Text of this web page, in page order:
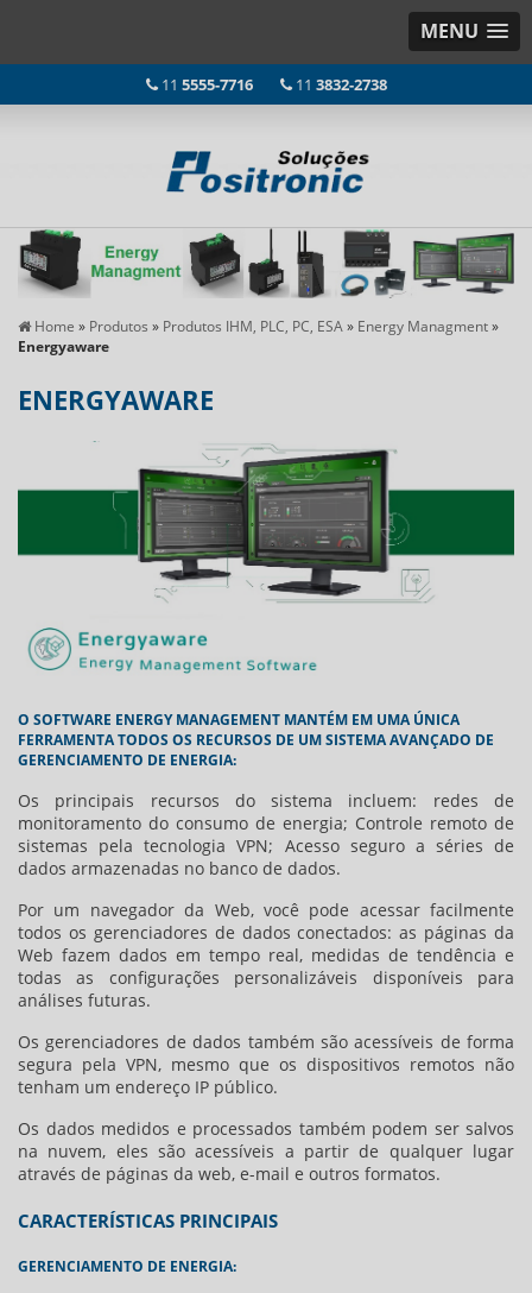
MENU
11 5555-7716 11 3832-2738
Home » Produtos » Produtos IHM, PLC, PC, ESA» Energy Managment»
Energyaware
ENERGYAWARE
O SOFTWARE ENERGY MANAGEMENT MANTÉM EM UMA ÚNICA
FERRAMENTA TODOS OS RECURSOS DE UM SISTEMA AVANÇADO DE
GERENCIAMENTO DE ENERGIA:
Os principais recursos do sistema incluem: redes de
monitoramento do consumo de energia; Controle remoto de
sistemas pela tecnologia VPN; Acesso seguro a séries de
dados armazenadas no banco de dados.
Por um navegador da Web, você pode acessar facilmente
todos os gerenciadores de dados conectados: as páginas da
Web fazem dados em tempo real, medidas de tendência e
todas as configurações personalizáveis ​​disponíveis para
análises futuras.
Os gerenciadores de dados também são acessíveis de forma
segura pela VPN, mesmo que os dispositivos remotos não
tenham um endereço IP público.
Os dados medidos e processados ​​também podem ser salvos
na nuvem, eles são acessíveis a partir de qualquer lugar
através de páginas da web, e-mail e outros formatos.
CARACTERÍSTICAS PRINCIPAIS
GERENCIAMENTO DE ENERGIA: